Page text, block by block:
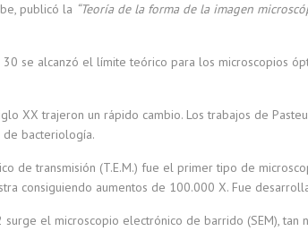
publicó la “Teoría de la forma de la imagen
se alcanzó el límite teórico para los microscopios
XX trajeron un rápido cambio. Los trabajos de
bacteriología.
de transmisión (T.E.M.) fue el primer tipo de
consiguiendo aumentos de 100.000 X. Fue
el microscopio electrónico de barrido (SEM), tan